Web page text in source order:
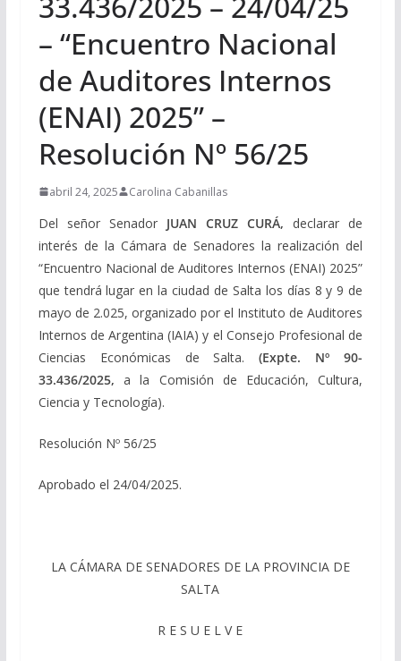
– “Encuentro Nacional
de Auditores Internos
(ENAI) 2025” –
Resolución Nº 56/25
abril 24, 2025 Carolina Cabanillas
Del señor SenadorJUAN CRUZ CURÁ, declarar de
interés de la Cámara de Senadores la realización del
“Encuentro Nacional de Auditores Internos (ENAI) 2025”
que tendrá lugar en la ciudad de Salta los días 8 y 9 de
mayo de 2.025, organizado por el Instituto de Auditores
Internos de Argentina (IAIA) y el Consejo Profesional de
Ciencias Económicas de Salta.(Expte. Nº 90-
33.436/2025, a la Comisión de Educación, Cultura,
Ciencia y Tecnología).
Resolución Nº 56/25
Aprobado el 24/04/2025.
LA CÁMARA DE SENADORES DE LA PROVINCIA DE
SALTA
R E S U E L V E